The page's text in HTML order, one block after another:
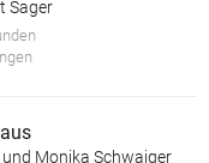
Sager
Monika Schwaiger